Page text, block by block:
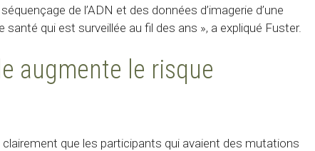
de l’ADN et des données d’imagerie d’une
santé qui est surveillée au fil des ans », a expliqué Fuster.
augmente le risque
clairement que les participants qui avaient des mutations